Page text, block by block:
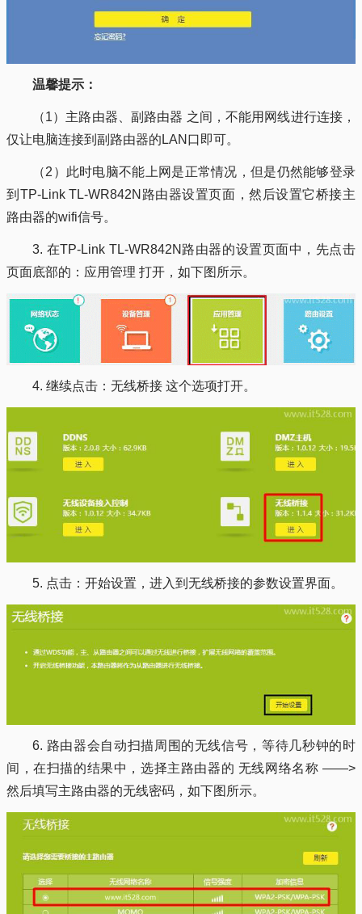
温馨提示：
（1）主路由器、副路由器 之间，不能用网线进行连接，
仅让电脑连接到副路由器的LAN口即可。
（2）此时电脑不能上网是正常情况，但是仍然能够登录
到TP-Link TL-WR842N路由器设置页面，然后设置它桥接主
路由器的wifi信号。
3. 在TP-Link TL-WR842N路由器的设置页面中，先点击
页面底部的：应用管理 打开，如下图所示。
4. 继续点击：无线桥接 这个选项打开。
5. 点击：开始设置，进入到无线桥接的参数设置界面。
6. 路由器会自动扫描周围的无线信号，等待几秒钟的时
间，在扫描的结果中，选择主路由器的 无线网络名称 ——>
然后填写主路由器的无线密码，如下图所示。